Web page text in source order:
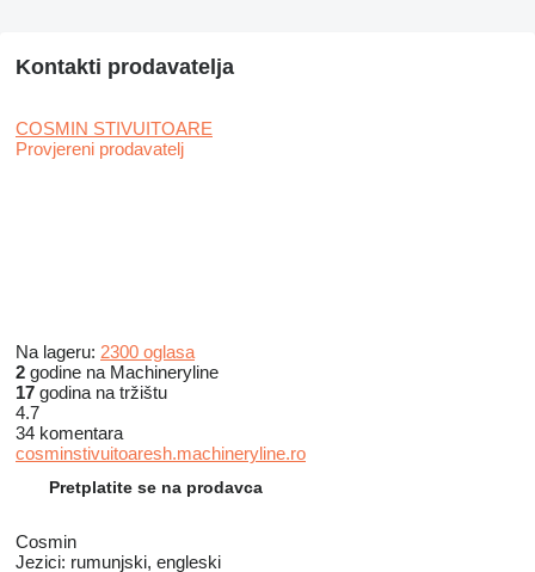
Kontakti prodavatelja
COSMIN STIVUITOARE
Provjereni prodavatelj
Na lageru: 2300 oglasa
2 godine na Machineryline
17 godina na tržištu
4.7
34 komentara
cosminstivuitoaresh.machineryline.ro
Pretplatite se na prodavca
Cosmin
Jezici: rumunjski, engleski